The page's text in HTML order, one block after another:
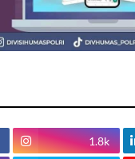
1.8k